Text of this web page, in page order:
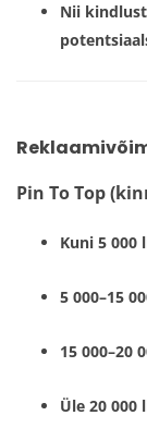
Nii
Pin To Top
Kuni 5 000
5 000–15
15 000–20
Üle 20 000